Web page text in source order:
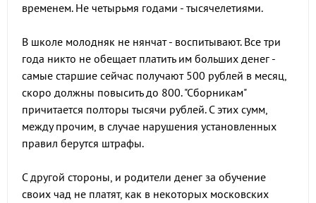
временем. Не четырьмя годами - тысячелетиями.
В школе молодняк не нянчат - воспитывают. Все три
года никто не обещает платить им больших денег -
самые старшие сейчас получают 500 рублей в месяц,
скоро должны повысить до 800. "Сборникам"
причитается полторы тысячи рублей. С этих сумм,
между прочим, в случае нарушения установленных
правил берутся штрафы.
С другой стороны, и родители денег за обучение
своих чад не платят, как в некоторых московских